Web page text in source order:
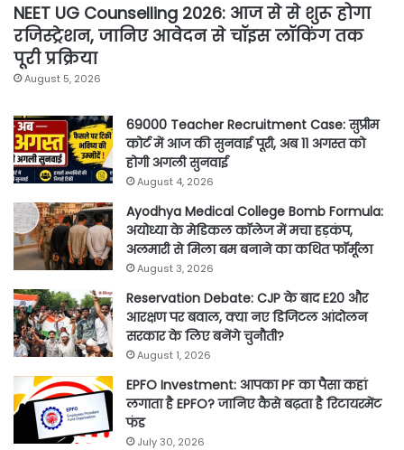
NEET UG Counselling 2026: आज से से शुरू होगा
रजिस्ट्रेशन, जानिए आवेदन से चॉइस लॉकिंग तक
पूरी प्रक्रिया
August 5, 2026
69000 Teacher Recruitment Case: सुप्रीम
कोर्ट में आज की सुनवाई पूरी, अब 11 अगस्त को
होगी अगली सुनवाई
August 4, 2026
Ayodhya Medical College Bomb Formula:
अयोध्या के मेडिकल कॉलेज में मचा हड़कंप,
अलमारी से मिला बम बनाने का कथित फॉर्मूला
August 3, 2026
Reservation Debate: CJP के बाद E20 और
आरक्षण पर बवाल, क्या नए डिजिटल आंदोलन
सरकार के लिए बनेंगे चुनौती?
August 1, 2026
EPFO Investment: आपका PF का पैसा कहां
लगाता है EPFO? जानिए कैसे बढ़ता है रिटायरमेंट
फंड
July 30, 2026